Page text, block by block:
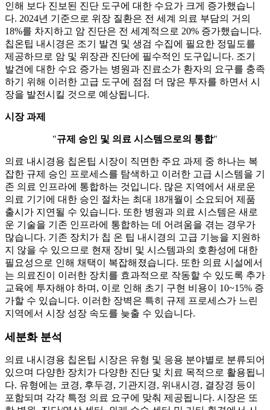
인해 보다 진보된 진단 도구에 대한 수요가 크게 증가했습니
다. 2024년 기준으로 위장 질환은 전 세계 의료 부담의 거의
18%를 차지하고 암 진단은 전 세계적으로 20% 증가했습니다.
칩온팁 내시경은 조기 발견 및 생검 수집에 필요한 정밀도를
제공하므로 암 및 위장관 진단에 필수적인 도구입니다. 조기
발견에 대한 수요 증가는 병원과 진료소가 환자의 요구를 충족
하기 위해 이러한 고급 도구에 점점 더 많은 투자를 하면서 시
장을 발전시킬 것으로 예상됩니다.
시장 과제
"규제 승인 및 의료 시스템으로의 통합"
의료 내시경용 칩온팁 시장이 직면한 주요 과제 중 하나는 복
잡한 규제 승인 프로세스를 탐색하고 이러한 고급 시스템을 기
존 의료 인프라에 통합하는 것입니다. 많은 지역에서 새로운
의료 기기에 대한 승인 절차는 최대 18개월이 소요되어 제품
출시가 지연될 수 있습니다. 또한 병원과 의료 시스템은 새로
운 기술을 기존 인프라에 통합하는 데 어려움을 겪는 경우가
많습니다. 기존 장치가 칩 온 팁 내시경의 고급 기능을 지원하
지 않을 수 있으므로 현재 장비 및 시스템과의 호환성에 대한
필요성으로 인해 채택이 복잡해졌습니다. 또한 의료 시설에서
는 의료진이 이러한 장치를 효과적으로 작동할 수 있도록 추가
교육에 투자해야 하며, 이로 인해 초기 구현 비용이 10~15% 증
가할 수 있습니다. 이러한 장벽은 특히 규제 프로세스가 느린
지역에서 시장 성장 속도를 늦출 수 있습니다.
세분화 분석
의료 내시경용 칩온팁 시장은 유형 및 응용 분야별로 분류되어
있으며 다양한 장치가 다양한 진단 및 치료 목적으로 활용됩니
다. 유형에는 코경, 후두경, 기관지경, 위내시경, 결장경 등이
포함되며 각각 특정 의료 요구에 맞춰 제공됩니다. 시장은 또